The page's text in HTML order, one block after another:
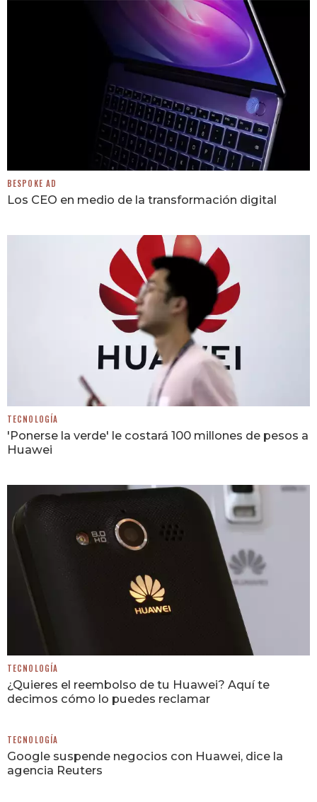
BESPOKE AD
Los CEO en medio de la transformación digital
TECNOLOGÍA
'Ponerse la verde' le costará 100 millones de pesos a
Huawei
TECNOLOGÍA
¿Quieres el reembolso de tu Huawei? Aquí te
decimos cómo lo puedes reclamar
TECNOLOGÍA
Google suspende negocios con Huawei, dice la
agencia Reuters